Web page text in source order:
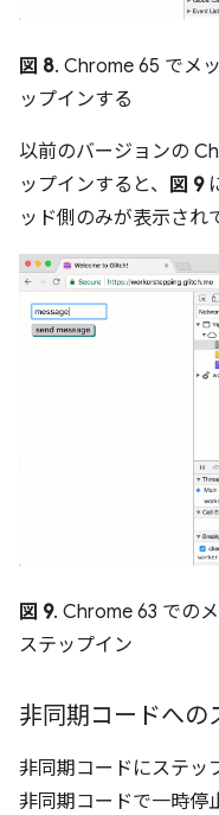
図 8. Chrome 65 でメ
ップインする
以前のバージョンの
ップインすると、
図 9
ッド側のみが表示され
図 9. Chrome 63 での
ステップイン
非同期コードへの
非同期コードにステッ
非同期コードで一時停